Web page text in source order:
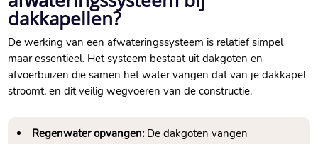
dakkapellen?
De werking van een afwateringssysteem is relatief simpel
maar essentieel.​ Het systeem bestaat uit dakgoten en
afvoerbuizen die samen het water vangen dat van je dakkapel
stroomt, en dit veilig wegvoeren van de constructie.​
Regenwater opvangen:De dakgoten vangen